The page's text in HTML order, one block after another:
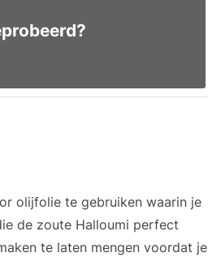
olijfolie te gebruiken waarin je
de zoute Halloumi perfect
te laten mengen voordat je